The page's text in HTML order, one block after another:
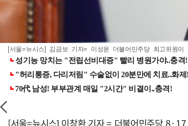
[서울=뉴시스] 김금보 기자= 이성윤 더불어민주당 최고위원
[서울=뉴시스] 이창환 기자 = 더불어민주당